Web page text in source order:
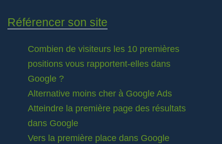
Référencer son site
Combien de visiteurs les 10 premières
positions vous rapportent-elles dans
Google ?
Alternative moins cher à Google Ads
Atteindre la première page des résultats
dans Google
Vers la première place dans Google